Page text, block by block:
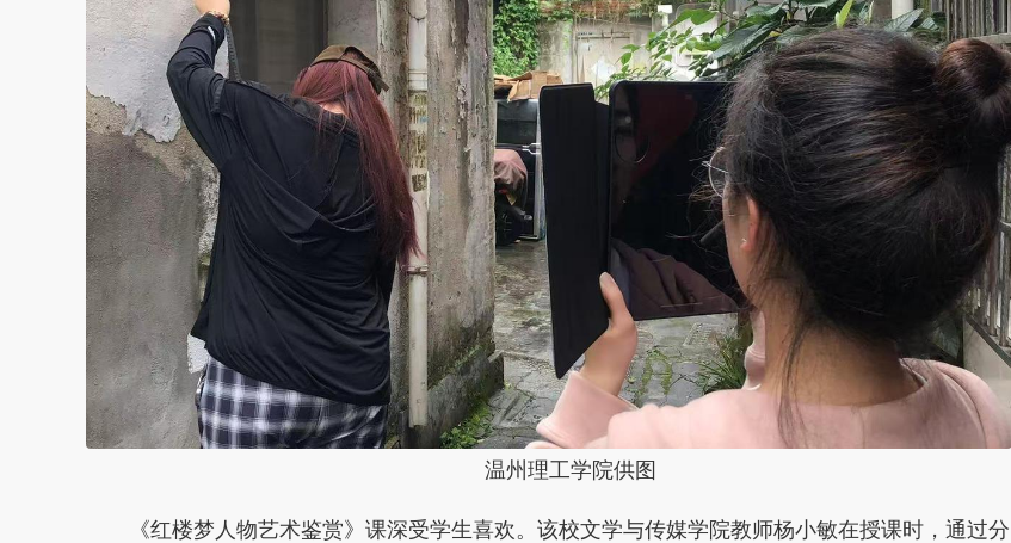
温州理工学院供图
《红楼梦人物艺术鉴赏》课深受学生喜欢。该校文学与传媒学院教师杨小敏在授课时，通过分